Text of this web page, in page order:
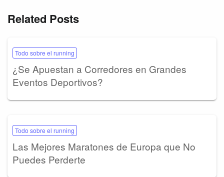
Related Posts
Todo sobre el running
¿Se Apuestan a Corredores en Grandes
Eventos Deportivos?
Todo sobre el running
Las Mejores Maratones de Europa que No
Puedes Perderte